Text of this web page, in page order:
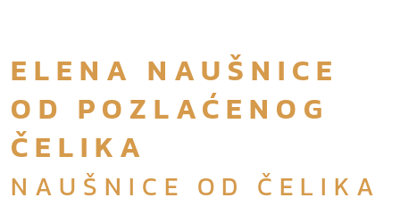
ELENA NAUŠNICE
OD POZLAĆENOG
ČELIKA
NAUŠNICE OD ČELIKA